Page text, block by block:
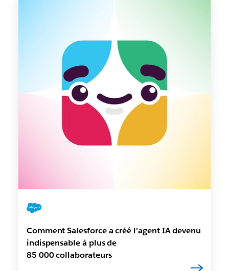
Comment Salesforce a créé l’agent IA devenu
indispensable à plus de
85 000 collaborateurs